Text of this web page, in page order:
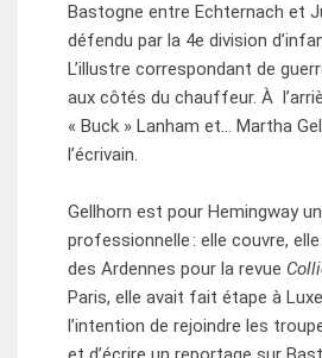
Bastogne entre Echternach et
défendu par la 4e division
L’illustre correspondant de
aux côtés du chauffeur. À
« Buck » Lanham et… Martha
l’écrivain.
Gellhorn est pour Hemingway
professionnelle : elle couvre,
des Ardennes pour la revue
Paris, elle avait fait étape à
l’intention de rejoindre les